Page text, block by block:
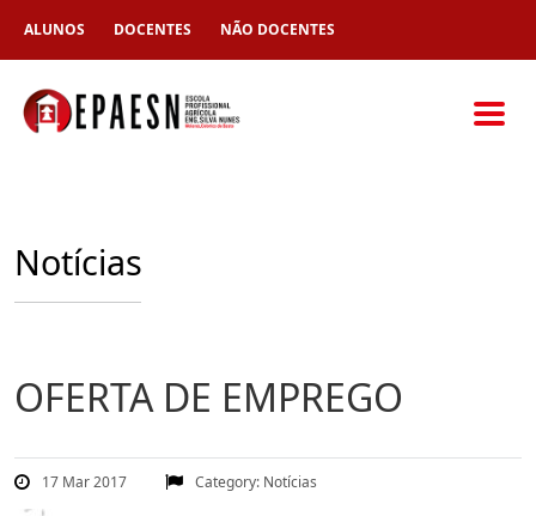
ALUNOS DOCENTES NÃO DOCENTES
Notícias
OFERTA DE EMPREGO
17 Mar 2017 Category: Notícias